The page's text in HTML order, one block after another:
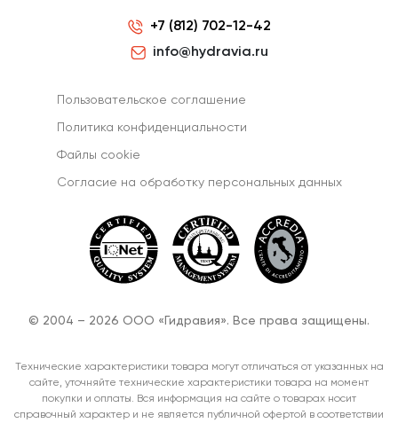
+7 (812) 702-12-42
info@hydravia.ru
Пользовательское соглашение
Политика конфиденциальности
Файлы cookie
Согласиe на обработку персональных данных
© 2004 – 2026 ООО «Гидравия». Все права защищены.
Технические характеристики товара могут отличаться от указанных на
сайте, уточняйте технические характеристики товара на момент
покупки и оплаты. Вся информация на сайте о товарах носит
справочный характер и не является публичной офертой в соответствии